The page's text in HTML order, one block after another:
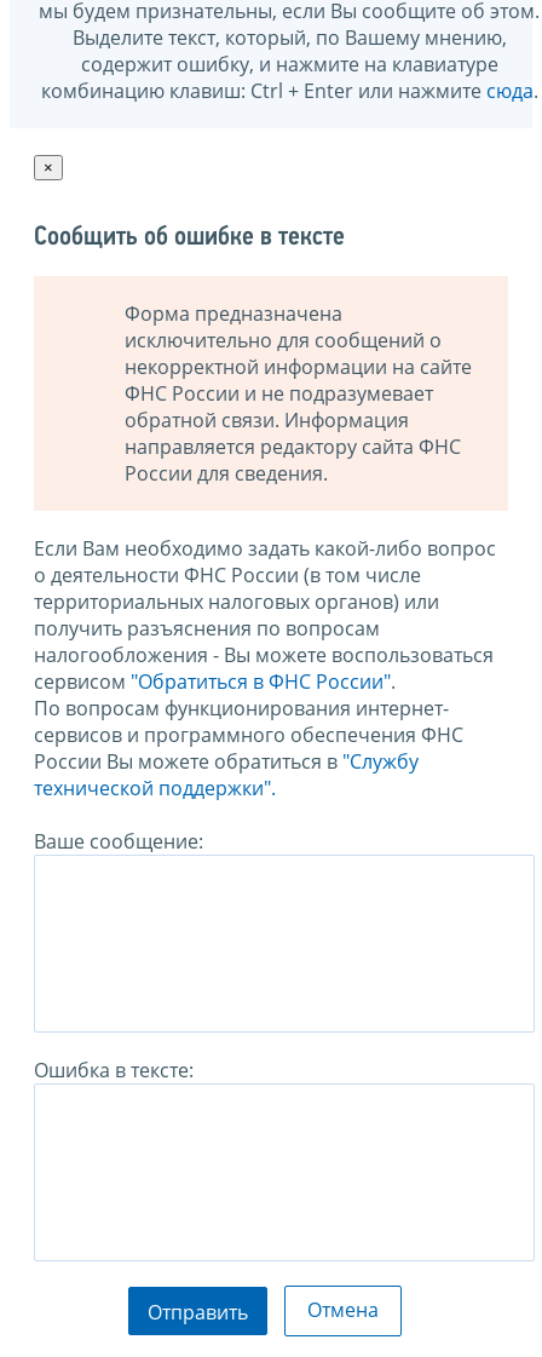
мы будем признательны, если Вы сообщите об этом.
Выделите текст, который, по Вашему мнению,
содержит ошибку, и нажмите на клавиатуре
комбинацию клавиш: Ctrl + Enter или нажмите сюда.
×
Сообщить об ошибке в тексте
Форма предназначена
исключительно для сообщений о
некорректной информации на сайте
ФНС России и не подразумевает
обратной связи. Информация
направляется редактору сайта ФНС
России для сведения.
Если Вам необходимо задать какой-либо вопрос
о деятельности ФНС России (в том числе
территориальных налоговых органов) или
получить разъяснения по вопросам
налогообложения - Вы можете воспользоваться
сервисом "Обратиться в ФНС России".
По вопросам функционирования интернет-
сервисов и программного обеспечения ФНС
России Вы можете обратиться в "Службу
технической поддержки".
Ваше сообщение:
Ошибка в тексте:
Отправить Отмена